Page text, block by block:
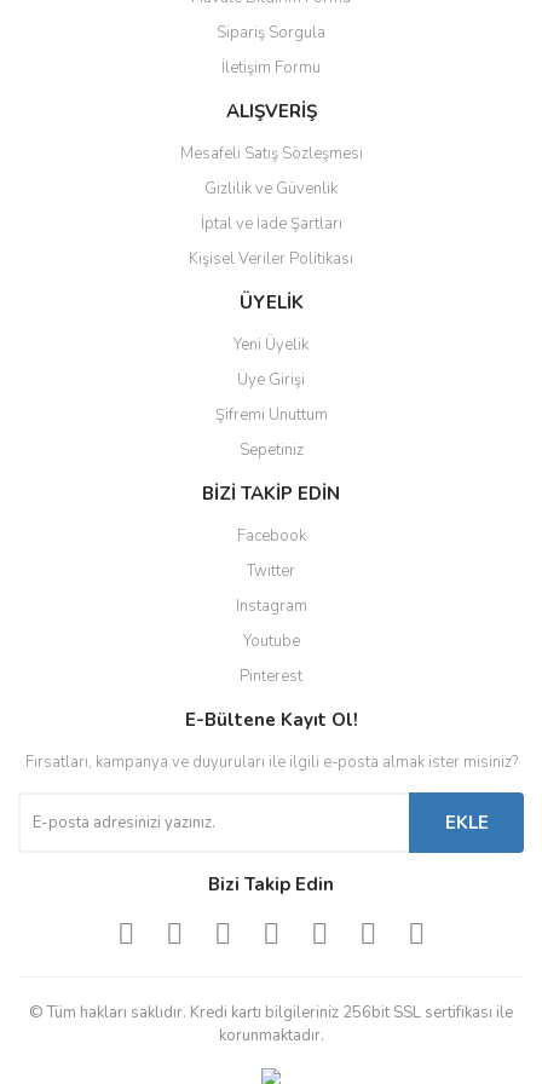
Ürün bilgilerinde hatalar bulunuyor.
Ürün fiyatı diğer sitelerden daha pahalı.
Bu ürüne benzer farklı alternatifler olmalı.
Gönder
Sipariş Sorgula
İletişim Formu
ALIŞVERİŞ
Mesafeli Satış Sözleşmesi
Gizlilik ve Güvenlik
İptal ve İade Şartları
Kişisel Veriler Politikası
ÜYELİK
Yeni Üyelik
Üye Girişi
Şifremi Unuttum
Sepetiniz
BİZİ TAKİP EDİN
Facebook
Twitter
Instagram
Youtube
Pinterest
E-Bültene Kayıt Ol!
Fırsatları, kampanya ve duyuruları ile ilgili e-posta almak ister misiniz?
EKLE
Bizi Takip Edin
© Tüm hakları saklıdır. Kredi kartı bilgileriniz 256bit SSL sertifikası ile
korunmaktadır.